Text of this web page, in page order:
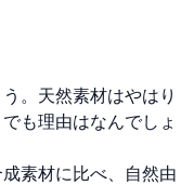
。天然素材はやはり
も理由はなんでしょ
素材に比べ、自然由